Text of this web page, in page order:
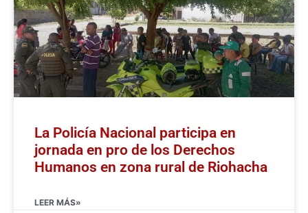
La Policía Nacional participa en
jornada en pro de los Derechos
Humanos en zona rural de Riohacha
LEER MÁS»